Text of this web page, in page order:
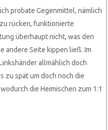
probate Gegenmittel, nämlich
rücken, funktionierte
überhaupt nicht, was den
andere Seite kippen ließ. Im
allmählich doch
zu spät um doch noch die
die Heimischen zum 1:1